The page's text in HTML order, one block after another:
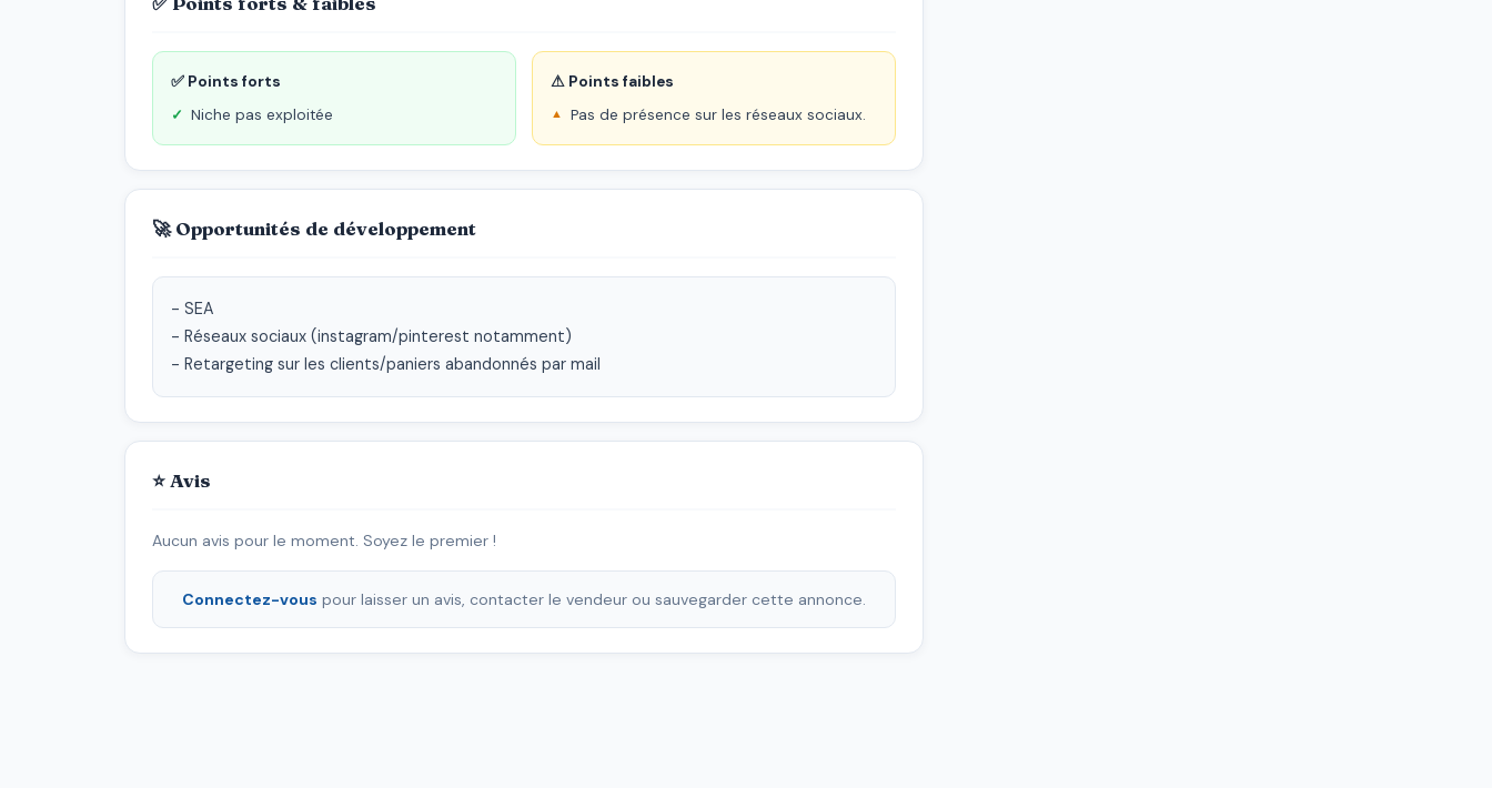
✅ Points forts
Niche pas exploitée
⚠ Points faibles
Pas de présence sur les réseaux sociaux.
🚀 Opportunités de développement
- SEA
- Réseaux sociaux (instagram/pinterest notamment)
- Retargeting sur les clients/paniers abandonnés par mail
⭐ Avis
Aucun avis pour le moment. Soyez le premier !
Connectez-vous pour laisser un avis, contacter le vendeur ou sauvegarder cette annonce.